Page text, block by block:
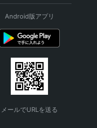
Android版アプリ
メールでURLを送る